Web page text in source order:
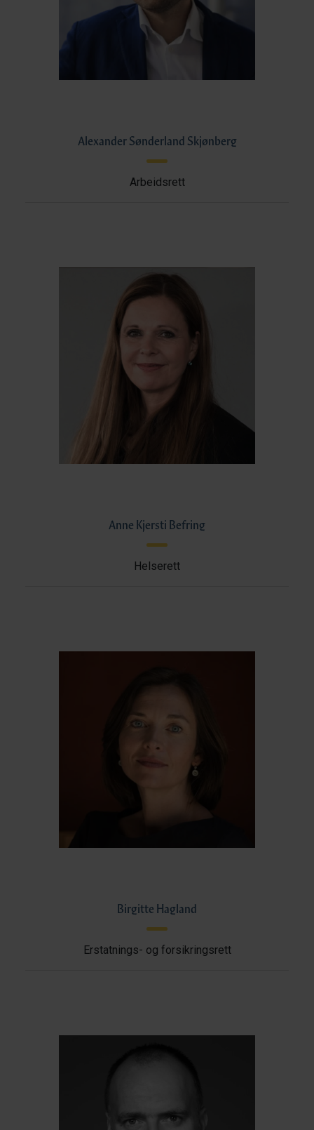
Alexander Sønderland Skjønberg
Arbeidsrett
Anne Kjersti Befring
Helserett
Birgitte Hagland
Erstatnings- og forsikringsrett